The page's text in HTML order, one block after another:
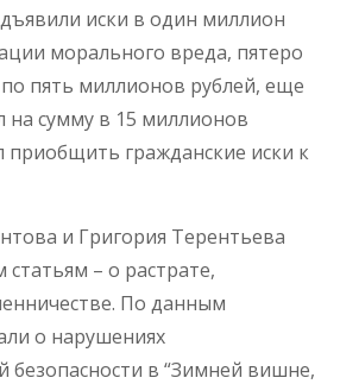
иски в один миллион
морального вреда, пятеро
пять миллионов рублей, еще
на сумму в 15 миллионов
приобщить гражданские иски к
и Григория Терентьева
– о растрате,
По данным
о нарушениях
в “Зимней вишне,